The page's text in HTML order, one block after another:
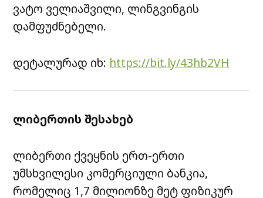
ვატო ველიაშვილი, ლინგვინგის
დამფუძნებელი.
დეტალურად იხ: https://bit.ly/43hb2VH
ლიბერთის შესახებ
ლიბერთი ქვეყნის ერთ-ერთი
უმსხვილესი კომერციული ბანკია,
რომელიც 1,7 მილიონზე მეტ ფიზიკურ